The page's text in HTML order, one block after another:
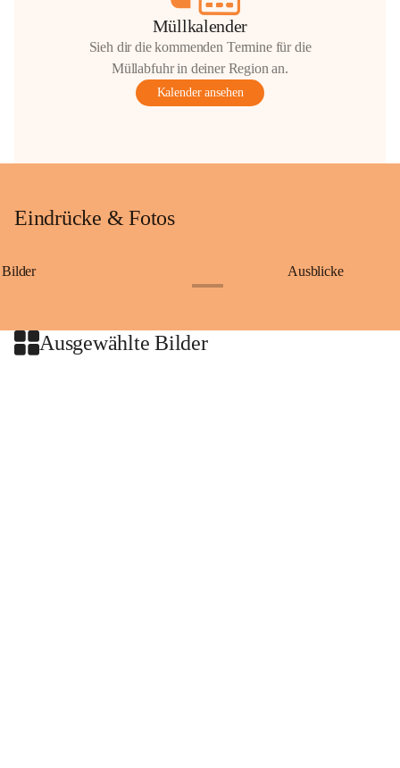
Müllkalender
Sieh dir die kommenden Termine für die
Müllabfuhr in deiner Region an.
Kalender ansehen
Eindrücke & Fotos
Bilder Ausblicke
Ausgewählte Bilder